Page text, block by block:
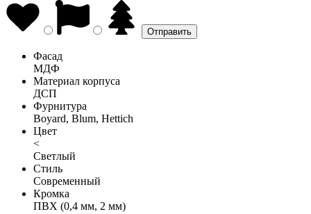
Фасад
МДФ
Материал корпуса
ДСП
Фурнитура
Boyard, Blum, Hettich
Цвет
<
Светлый
Стиль
Современный
Кромка
ПВХ (0,4 мм, 2 мм)